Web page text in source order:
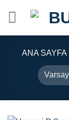
ANA SAYFA